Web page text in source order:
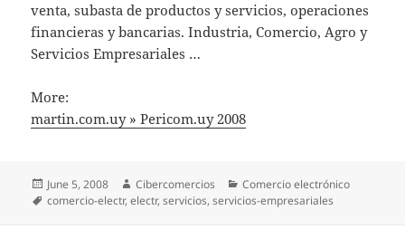
venta, subasta de productos y servicios, operaciones
financieras y bancarias. Industria, Comercio, Agro y
Servicios Empresariales …
More:
martin.com.uy » Pericom.uy 2008
Posted
on
June 5, 2008 Author
Cibercomercios Categories
Comercio electrónico
Tags
comercio-electr,electr,servicios,servicios-empresariales